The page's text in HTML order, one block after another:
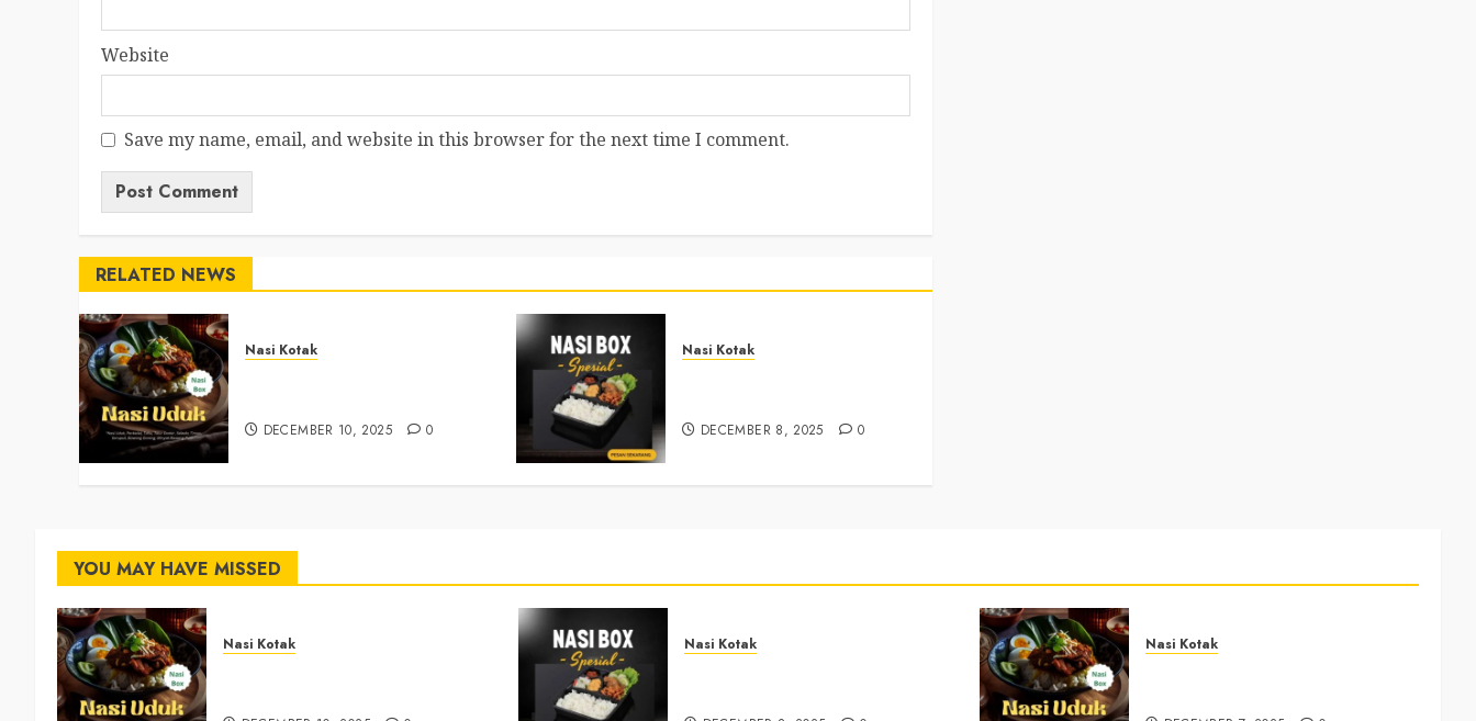
Website
Save my name, email, and website in this browser for the next time I comment.
RELATED NEWS
Nasi Kotak
DECEMBER 10, 2025 0
Nasi Kotak
DECEMBER 8, 2025 0
YOU MAY HAVE MISSED
Nasi Kotak Nasi Kotak Nasi Kotak